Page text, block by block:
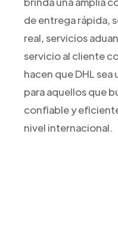
de entrega rápida,
real, servicios
servicio al cliente
hacen que DHL
para aquellos que
confiable y
nivel internacional.